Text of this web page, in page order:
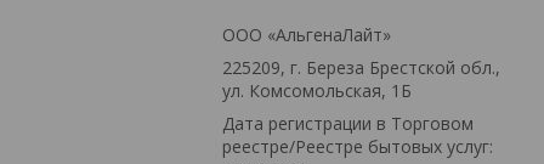
ООО «АльгенаЛайт»
225209, г. Береза Брестской обл.,
ул. Комсомольская, 1Б
Дата регистрации в Торговом
реестре/Реестре бытовых услуг: